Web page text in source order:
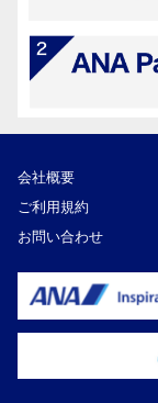
会社概要
ご利用規約
お問い合わせ